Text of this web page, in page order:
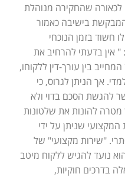
לכאורה שהחקירה מנוהלת
המבקשת בישיבה כאמור
חשוד בזמן הנוכחי
" אין בדעתי להרחיב את
בין עורך-דין ללקוחו,
אך הניתן לגרוס, כי
להגשת הסכם בדוי ולא
מטרה להונות את שלטונות
שניתן על ידי
"שירות מקצועי" של
נועד להגיש ללקוח מיטב
בדרכים חוקיות,